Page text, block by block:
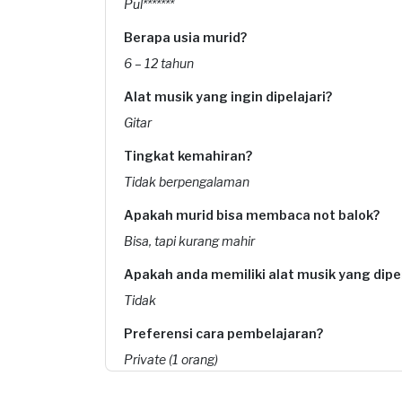
Pul*******
Berapa usia murid?
6 – 12 tahun
Alat musik yang ingin dipelajari?
Gitar
Tingkat kemahiran?
Tidak berpengalaman
Apakah murid bisa membaca not balok?
Bisa, tapi kurang mahir
Apakah anda memiliki alat musik yang
Tidak
Preferensi cara pembelajaran?
Private (1 orang)